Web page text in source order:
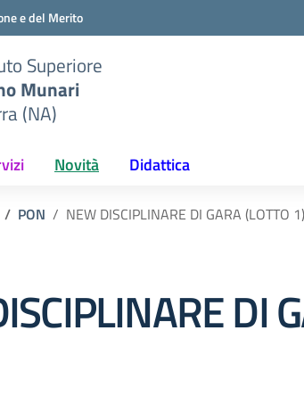
e del Merito
Superiore
Munari
(NA)
Novità Didattica
PON NEW DISCIPLINARE DI GARA (LOTTO 1)
DI